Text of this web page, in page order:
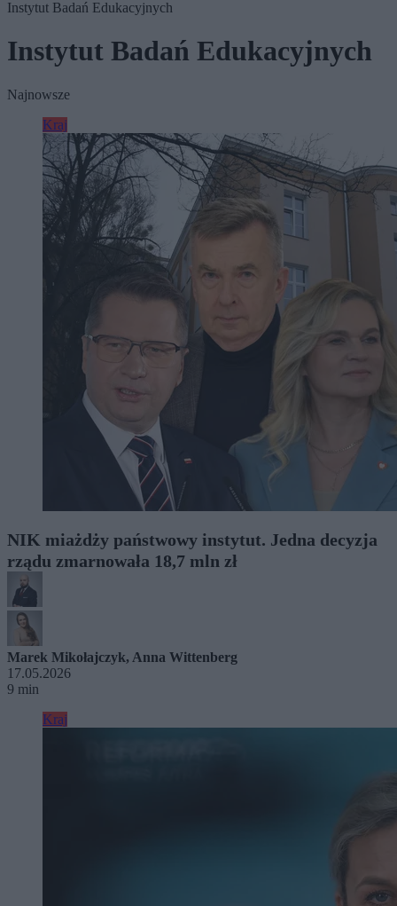
Instytut Badań Edukacyjnych
Instytut Badań Edukacyjnych
Najnowsze
Kraj
NIK miażdży państwowy instytut. Jedna decyzja
rządu zmarnowała 18,7 mln zł
Marek Mikołajczyk, Anna Wittenberg
17.05.2026
9 min
Kraj